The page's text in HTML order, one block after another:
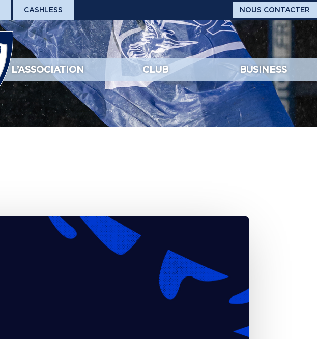
CASHLESS NOUS CONTACTER
L’ASSOCIATION CLUB BUSINESS